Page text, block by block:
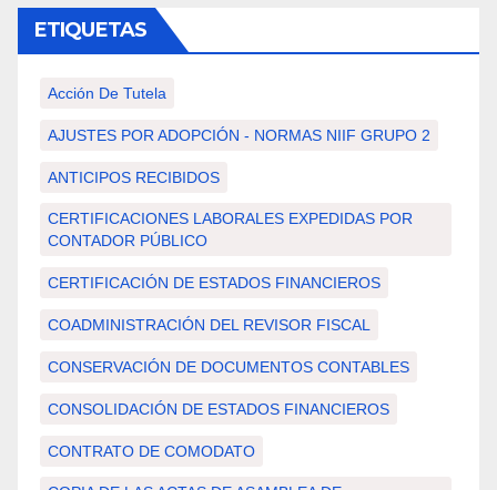
ETIQUETAS
Acción De Tutela
AJUSTES POR ADOPCIÓN - NORMAS NIIF GRUPO 2
ANTICIPOS RECIBIDOS
CERTIFICACIONES LABORALES EXPEDIDAS POR
CONTADOR PÚBLICO
CERTIFICACIÓN DE ESTADOS FINANCIEROS
COADMINISTRACIÓN DEL REVISOR FISCAL
CONSERVACIÓN DE DOCUMENTOS CONTABLES
CONSOLIDACIÓN DE ESTADOS FINANCIEROS
CONTRATO DE COMODATO